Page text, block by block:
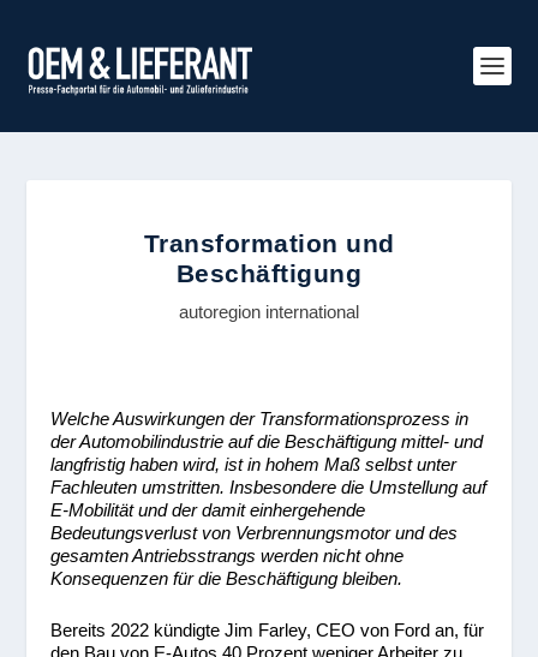
Transformation und
Beschäftigung
autoregion international
Welche Auswirkungen der Transformationsprozess in
der Automobilindustrie auf die Beschäftigung mittel- und
langfristig haben wird, ist in hohem Maß selbst unter
Fachleuten umstritten. Insbesondere die Umstellung auf
E-Mobilität und der damit einhergehende
Bedeutungsverlust von Verbrennungsmotor und des
gesamten Antriebsstrangs werden nicht ohne
Konsequenzen für die Beschäftigung bleiben.
Bereits 2022 kündigte Jim Farley, CEO von Ford an, für
den Bau von E-Autos 40 Prozent weniger Arbeiter zu